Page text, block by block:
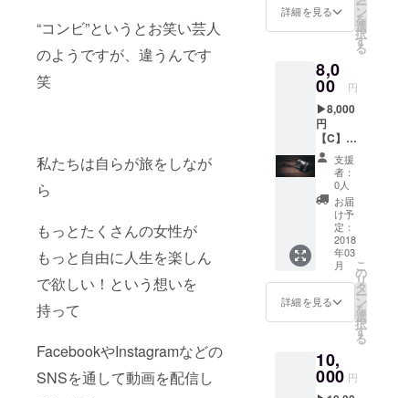
“コンビ”というとお笑い芸人
のようですが、違うんです
笑
私たちは自らが旅をしなが
ら
もっとたくさんの女性が
もっと自由に人生を楽しん
で欲しい！という想いを
持って
FacebookやInstagramなどの
SNSを通して動画を配信し
レター
ルス
テッ
カー ハ
旅で私
たちが
撮影し
た写真
と ハピ
プラマ
インド
をポス
トカー
ドに納
めて貴
方へ届
けます♪
※発送方
法：ス
マート
レター
す
詳細を見る ー
ン
を
選
択
す
る
8,0
00 円
▶︎8,000
円
【C】ハ
ピプラ
旅オリ
ジナル
ポスト
カード
（５
枚） ＋
ハピプ
ラ旅オ
リジナ
ルス
テッ
カー ハ
旅で私
たちが
撮影し
支援
者：
0人
お届
け予
定：
2018
年03
月
詳細を見る
こ
の
リ
タ
ー
ン
を
選
択
す
る
10,
000 円